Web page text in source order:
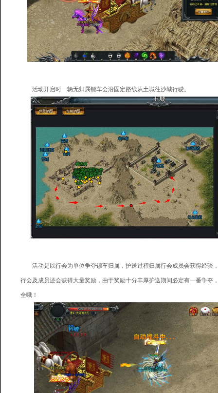
活动开启时一辆无归属镖车会沿固定路线从土城往沙城行驶。
活动是以行会为单位争夺镖车归属，护送过程归属行会成员会获得经验
行会及成员还会获得大量奖励，由于奖励十分丰厚护送期间必定有一番争夺
全哦！